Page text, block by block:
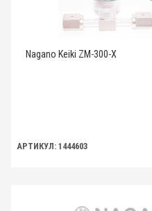
Nagano Keiki ZM-300-X
АРТИКУЛ: 1444603